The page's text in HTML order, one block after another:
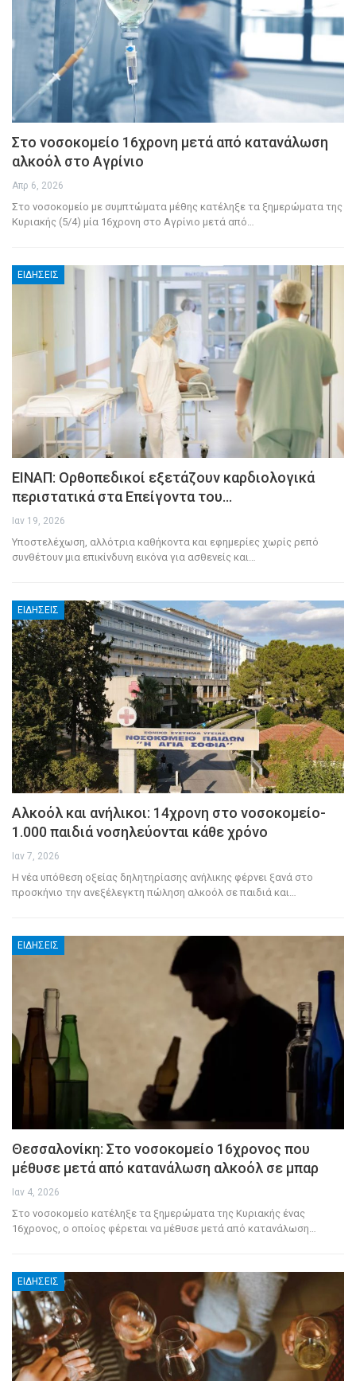
Στο νοσοκομείο 16χρονη μετά από κατανάλωση
αλκοόλ στο Αγρίνιο
Απρ 6, 2026
Στο νοσοκομείο με συμπτώματα μέθης κατέληξε τα ξημερώματα της
Κυριακής (5/4) μία 16χρονη στο Αγρίνιο μετά από
ΕΙΔΉΣΕΙΣ
ΕΙΝΑΠ: Ορθοπεδικοί εξετάζουν καρδιολογικά
περιστατικά στα Επείγοντα του…
Ιαν 19, 2026
Υποστελέχωση, αλλότρια καθήκοντα και εφημερίες χωρίς ρεπό
συνθέτουν μια επικίνδυνη εικόνα για ασθενείς και…
ΕΙΔΉΣΕΙΣ
Αλκοόλ και ανήλικοι: 14χρονη στο νοσοκομείο-
1.000 παιδιά νοσηλεύονται κάθε χρόνο
Ιαν 7, 2026
Η νέα υπόθεση οξείας δηλητηρίασης ανήλικης φέρνει ξανά στο
προσκήνιο την ανεξέλεγκτη πώληση αλκοόλ σε παιδιά και…
ΕΙΔΉΣΕΙΣ
Θεσσαλονίκη: Στο νοσοκομείο 16χρονος που
μέθυσε μετά από κατανάλωση αλκοόλ σε μπαρ
Ιαν 4, 2026
Στο νοσοκομείο κατέληξε τα ξημερώματα της Κυριακής ένας
16χρονος, ο οποίος φέρεται να μέθυσε μετά από κατανάλωση
ΕΙΔΉΣΕΙΣ